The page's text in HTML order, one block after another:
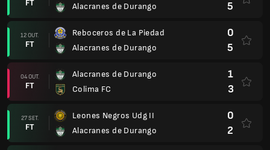
FT Alacranes de Durango 5
12 OUT.
FT
Reboceros de La Piedad
Alacranes de Durango
0
5
04 OUT.
FT
Alacranes de Durango
Colima FC
1
3
27 SET.
FT
Leones Negros Udg II
Alacranes de Durango
0
2